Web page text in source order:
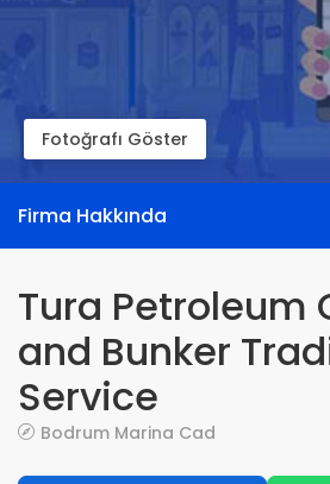
Fotoğrafı Göster
Firma Hakkında
Tura Petroleum
and Bunker
Service
Bodrum Marina Cad